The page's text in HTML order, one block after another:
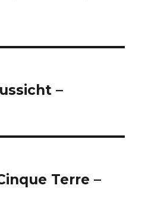
–
Terre –